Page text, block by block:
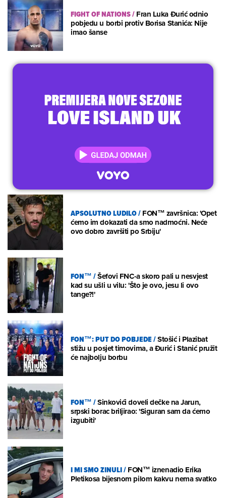
FIGHT OF NATIONS/Fran Luka Đurić odnio
pobjedu u borbi protiv Borisa Stanića: Nije
imao šanse
APSOLUTNO LUDILO/FON™ završnica: 'Opet
ćemo im dokazati da smo nadmoćni. Neće
ovo dobro završiti po Srbiju'
FON™/Šefovi FNC-a skoro pali u nesvjest
kad su ušli u vilu: 'Što je ovo, jesu li ovo
tange?!'
FON™: PUT DO POBJEDE/Stošić i Plazibat
stižu u posjet timovima, a Đurić i Stanić pružit
će najbolju borbu
FON™/Sinkovići doveli dečke na Jarun,
srpski borac briljirao: 'Siguran sam da ćemo
izgubiti'
I MI SMO ZINULI/FON™ iznenadio Erika
Pletikosa bijesnom pilom kakvu nema svatko